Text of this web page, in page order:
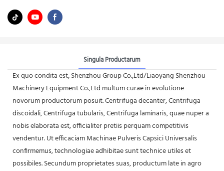
Singula Productarum
Ex quo condita est, Shenzhou Group Co.,Ltd/Liaoyang Shenzhou
Machinery Equipment Co.,Ltd multum curae in evolutione
novorum productorum posuit. Centrifuga decanter, Centrifuga
discoidali, Centrifuga tubularis, Centrifuga laminaris, quae nuper a
nobis elaborata est, officialiter pretiis perquam competitivis
vendentur. Ut efficaciam Machinae Pulveris Capsici Universalis
confirmemus, technologiae adhibitae sunt technice utiles et
possibiles. Secundum proprietates suas, productum late in agro